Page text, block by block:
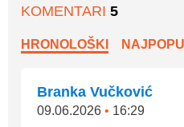
KOMENTARI 5
HRONOLOŠKI
Branka Vučković
09.06.2026 • 16:29